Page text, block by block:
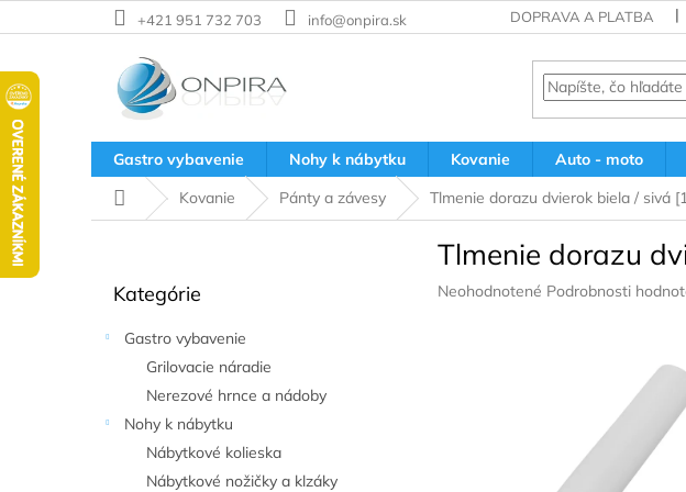
na
+421 951 732 703 info@onpira.sk DOPRAVA A PLATBA
Gastro vybavenie Nohy k nábytku Kovanie Auto - moto
DomovKovanie Pánty a závesy Tlmenie dorazu dvierok biela / sivá
kategórie
Kategórie
Gastro vybavenie
Grilovacie náradie
Nerezové hrnce a nádoby
Nohy k nábytku
Nábytkové kolieska
Nábytkové nožičky a klzáky
Tlmenie dorazu
Priemerné
Neohodnotené Podrobnosti